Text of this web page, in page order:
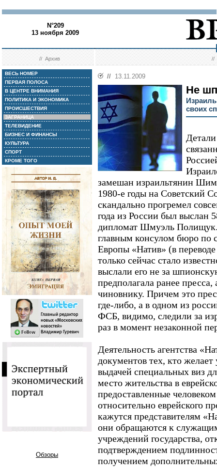
N°209
13 ноября 2009
//Архив //
ВЕСЬ НОМЕР
ПЕРВАЯ ПОЛОСА
В ЦЕНТРЕ ВНИМАНИЯ
ПОЛИТИКА И ЭКОНОМИКА
ПРОИСШЕСТВИЯ
ЗАГРАНИЦА
ТЕЛЕВИДЕНИЕ
БИЗНЕС И ФИНАНСЫ
КУЛЬТУРА
СПОРТ
КРОМЕ ТОГО
Обзоры
// 13.11.2009
Не
своих
замешан израильтянин
1980-е годы на Советский
скандально прогремел
года из России был выслан
дипломат Шмуэль
главным консулом бюро по
Европы «Натив» (в
только сейчас стало
выслали его не за
предполагала ранее пресса,
чиновнику. Причем это
где-либо, а в одном из
ФСБ, видимо, следили за
раз в момент незаконной
Деятельность агентства
документов тех, кто желает
выдачей специальных виз
место жительства в
предоставленные
относительно еврейского
кажутся представителям
они обращаются к
учреждений государства,
подтверждением
получением